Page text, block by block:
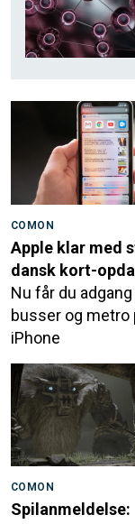
COMON
Apple klar med
dansk kort-
Nu får du
busser og metro
iPhone
COMON
Spilanmeldelse: